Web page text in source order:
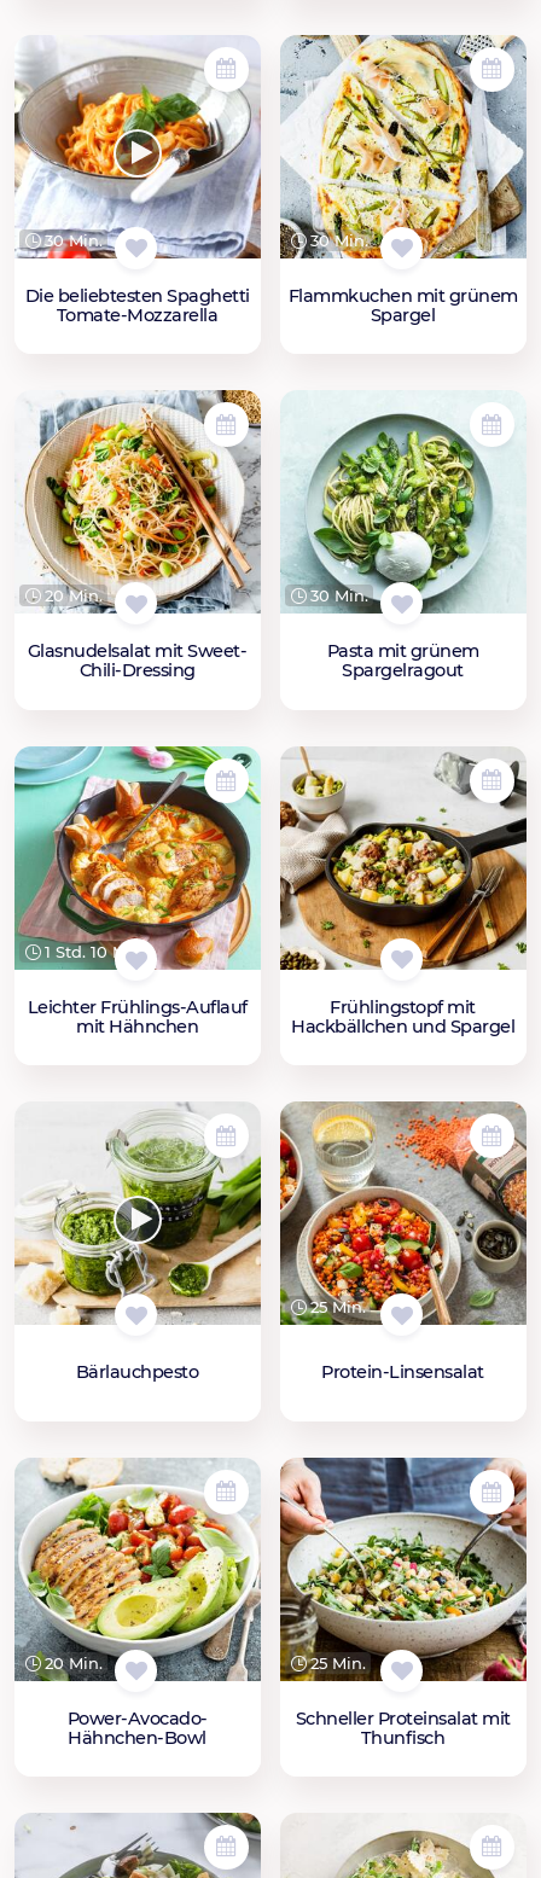
30 Min.
Die beliebtesten Spaghetti
Tomate-Mozzarella
30 Min.
Flammkuchen mit grünem
Spargel
20 Min.
Glasnudelsalat mit Sweet-
Chili-Dressing
30 Min.
Pasta mit grünem
Spargelragout
1 Std. 10 Min.
Leichter Frühlings-Auflauf
mit Hähnchen
Frühlingstopf mit
Hackbällchen und Spargel
Bärlauchpesto
25 Min.
Protein-Linsensalat
20 Min.
Power-Avocado-
Hähnchen-Bowl
25 Min.
Schneller Proteinsalat mit
Thunfisch